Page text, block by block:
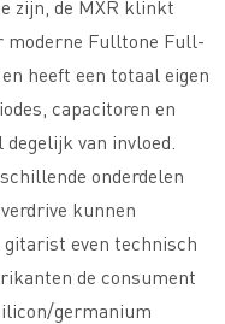
zijn, de MXR klinkt
moderne Fulltone Full-
heeft een totaal eigen
capacitoren en
van invloed.
onderdelen
kunnen
even technisch
de consument
germanium